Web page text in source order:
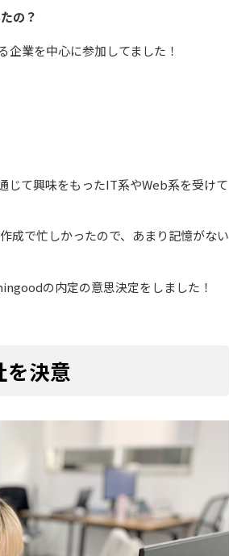
の？
業を中心に参加してました！
じて興味をもったIT系やWeb系を受けて
成で忙しかったので、あまり記憶がない
の内定の意思決定をしました！
を決意